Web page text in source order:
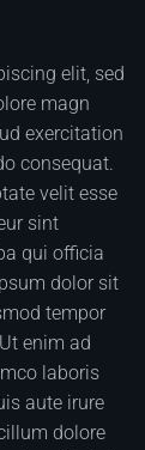
elit, sed
magn
exercitation
consequat.
velit esse
sint
qui officia
dolor sit
tempor
enim ad
laboris
aute irure
dolore